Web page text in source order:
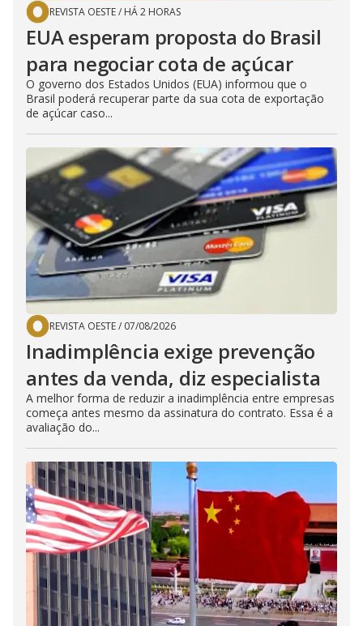
REVISTA OESTE/ HÁ 2 HORAS
EUA esperam proposta do Brasil
para negociar cota de açúcar
O governo dos Estados Unidos (EUA) informou que o
Brasil poderá recuperar parte da sua cota de exportação
de açúcar caso...
REVISTA OESTE/ 07/08/2026
Inadimplência exige prevenção
antes da venda, diz especialista
A melhor forma de reduzir a inadimplência entre empresas
começa antes mesmo da assinatura do contrato. Essa é a
avaliação do...